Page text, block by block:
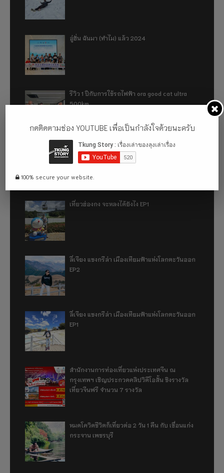
อู่ฮั่น ฉันมา (ทำไม) แล้ว 2024
รีวิว 1 ปีกับการใช้รถไฟฟ้า ora good cat ultra
500km
เที่ยวฮ่องกง จะหลงได้ยังไง EP2
เที่ยวฮ่องกง จะหลงได้ยังไง EP1
ลี่เจียง แชงกรีล่า เมืองเทียมฟ้าแห่งโลกตะวันออก
EP2
ลี่เจียง แชงกรีล่า เมืองเทียมฟ้าแห่งโลกตะวันออก
EP1
สำนักงานการท่องเที่ยวแห่งประเทศจีน ณ
กรุงเทพฯ เชิญประกวดคลิปวิดีโอสั้น ชิงรางวัล
เที่ยวจีนฟรี จำนวน 7 รางวัล
หมดโควิดชีวิตก็เที่ยวต่อ 2 วัน 1 คืน กับ เขื่อนแก่ง
กระจาน เพชรบุรี
กดติดตามช่อง YOUTUBE เพื่อเป็นกำลังใจด้วยนะครับ
100% secure your website.